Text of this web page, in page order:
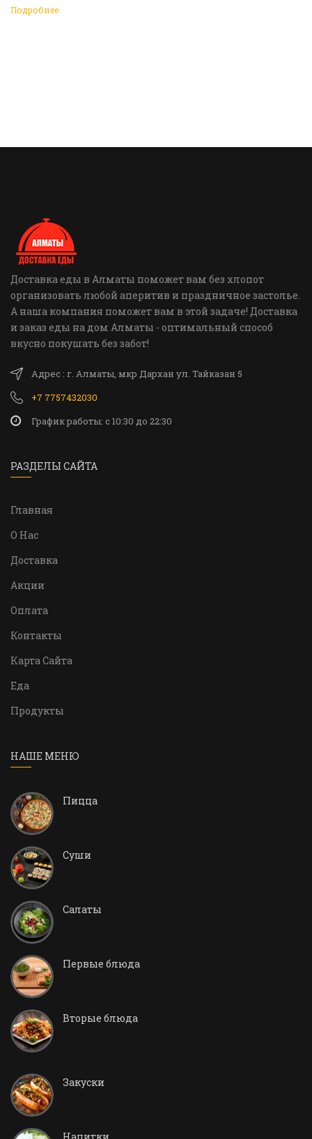
настоящему ярким и беззаботным. Обращайтесь к нам за
Подробнее
Доставка еды в Алматы поможет вам без хлопот
организовать любой аперитив и праздничное застолье.
А наша компания поможет вам в этой задаче! Доставка
и заказ еды на дом Алматы - оптимальный способ
вкусно покушать без забот!
Адрес : г. Алматы, мкр Дархан ул. Тайказан 5
+7 7757432030
График работы: c 10:30 до 22:30
РАЗДЕЛЫ САЙТА
Главная
О Нас
Доставка
Акции
Оплата
Контакты
Карта Сайта
Еда
Продукты
НАШЕ МЕНЮ
Пицца
Суши
Салаты
Первые блюда
Вторые блюда
Закуски